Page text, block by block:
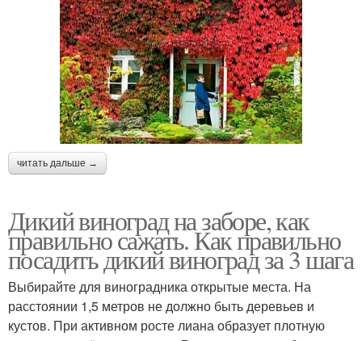
читать дальше →
Дикий виноград на заборе, как
правильно сажать. Как правильно
посадить дикий виноград за 3 шага
Выбирайте для виноградника открытые места. На
расстоянии 1,5 метров не должно быть деревьев и
кустов. При активном росте лиана образует плотную